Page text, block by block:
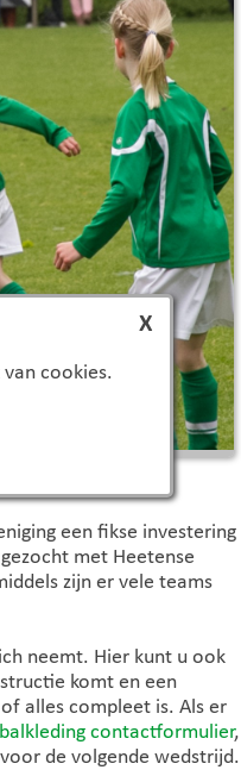
cookies.
X
een fikse investering
met Heetense
zijn er vele teams
neemt. Hier kunt u ook
komt en een
alles compleet is. Als er
contactformulier,
de volgende wedstrijd.